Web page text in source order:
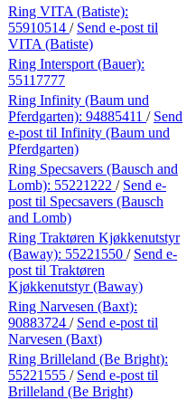
Ring VITA (Batiste):
55910514 / Send e-post til
VITA (Batiste)
Ring Intersport (Bauer):
55117777
Ring Infinity (Baum und
Pferdgarten): 94885411 / Send
e-post til Infinity (Baum und
Pferdgarten)
Ring Specsavers (Bausch and
Lomb): 55221222 / Send e-
post til Specsavers (Bausch
and Lomb)
Ring Traktøren Kjøkkenutstyr
(Baway): 55221550 / Send e-
post til Traktøren
Kjøkkenutstyr (Baway)
Ring Narvesen (Baxt):
90883724 / Send e-post til
Narvesen (Baxt)
Ring Brilleland (Be Bright):
55221555 / Send e-post til
Brilleland (Be Bright)